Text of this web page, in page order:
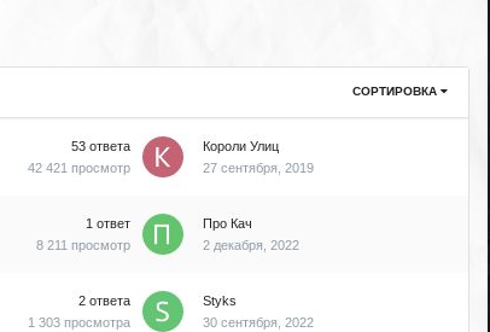
СОРТИРОВКА
53 ответа
42 421 просмотр
Короли Улиц
27 сентября, 2019
1 ответ
8 211 просмотр
Про Кач
2 декабря, 2022
2 ответа
1 303 просмотра
Styks
30 сентября, 2022